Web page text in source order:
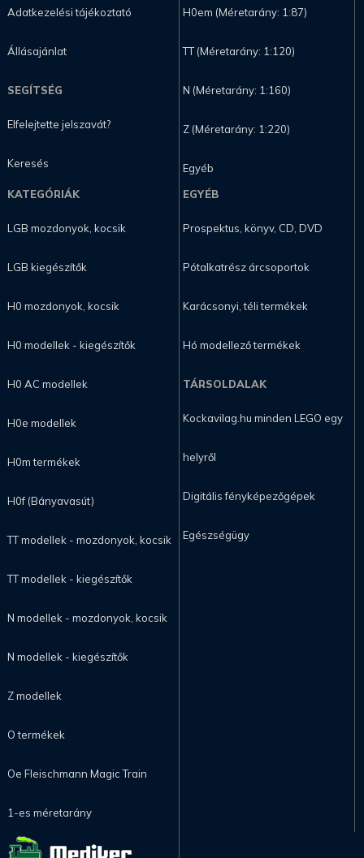
Adatkezelési tájékoztató
Állásajánlat
SEGÍTSÉG
Elfelejtette jelszavát?
Keresés
H0em (Méretarány: 1:87)
TT (Méretarány: 1:120)
N (Méretarány: 1:160)
Z (Méretarány: 1:220)
Egyéb
KATEGÓRIÁK
LGB mozdonyok, kocsik
LGB kiegészítők
H0 mozdonyok, kocsik
H0 modellek - kiegészítők
H0 AC modellek
H0e modellek
H0m termékek
H0f (Bányavasút)
TT modellek - mozdonyok, kocsik
TT modellek - kiegészítők
N modellek - mozdonyok, kocsik
N modellek - kiegészítők
Z modellek
O termékek
Oe Fleischmann Magic Train
1-es méretarány
EGYÉB
Prospektus, könyv, CD, DVD
Pótalkatrész árcsoportok
Karácsonyi, téli termékek
Hó modellező termékek
TÁRSOLDALAK
Kockavilag.hu minden LEGO egy
helyről
Digitális fényképezőgépek
Egészségügy